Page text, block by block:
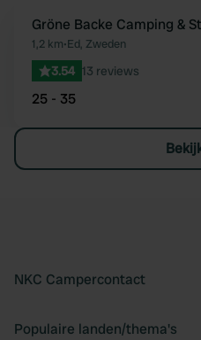
Gröne Backe Camping &
1,2 km•Ed, Zweden
3.54 13 reviews
25 - 35
NKC Campercontact
Populaire landen/thema's